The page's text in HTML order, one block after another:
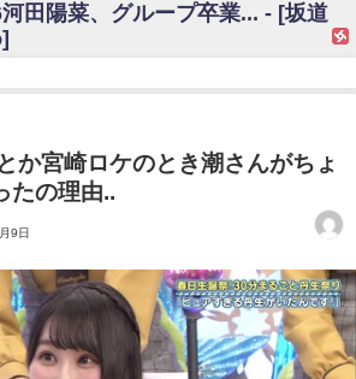
/ 【日向坂46】富田鈴花、次の事務所が決まって
/ 【日向坂46】富田鈴花、次の事務所が決まって
坂46・欅坂46・日向坂46のニュース・情報・話題
卒業後初共演！佐々木久美さん、師匠オードリー若
激レアさんを連れてきた。】
のまとめ / 『anan』の表紙の櫻坂46さん、多様性
/ 【朗報】増田三莉音さんの生足
/ 筒井あやめ、アレをチラリ。こういう偶然の方
め / 【日向坂46】富田鈴花1st写真集の先行カット、
河田陽菜、グループ卒業... - [坂道
か宮崎ロケのとき潮さんがちょ
たの理由..
9日